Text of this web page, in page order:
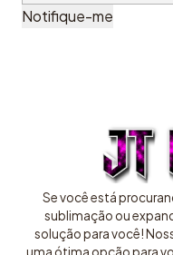
Notifique-me
Se você está
sublimação ou
solução para você!